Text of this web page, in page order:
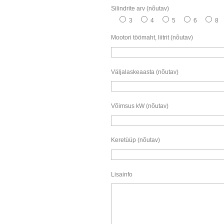
Silindrite arv (nõutav)
3
4 5 6 8
Mootori töömaht, liitrit (nõutav)
Väljalaskeaasta (nõutav)
Võimsus kW (nõutav)
Keretüüp (nõutav)
Lisainfo